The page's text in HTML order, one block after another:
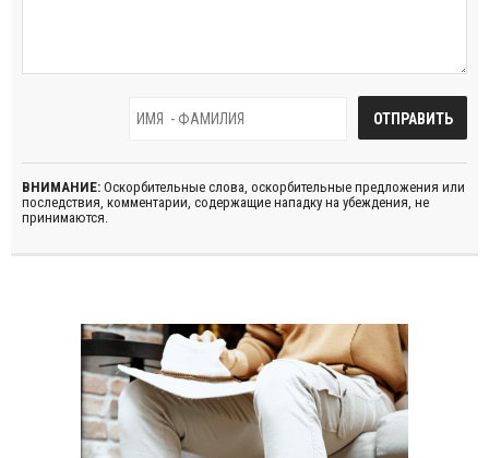
ВНИМАНИЕ: Оскорбительные слова, оскорбительные предложения или
последствия, комментарии, содержащие нападку на убеждения, не
принимаются.